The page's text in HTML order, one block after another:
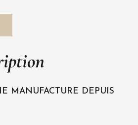
MANUFACTURE DEPUIS